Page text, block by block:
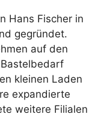
Hans Fischer in
gegründet.
auf den
kleinen Laden
expandierte
weitere Filialen